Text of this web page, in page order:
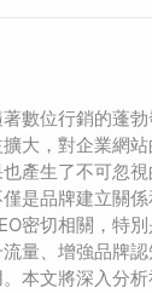
數位行銷的蓬
大，對企業網
也產生了不可忽
僅是品牌建立關
密切相關，特
流量、增強品牌
。本文將深入分